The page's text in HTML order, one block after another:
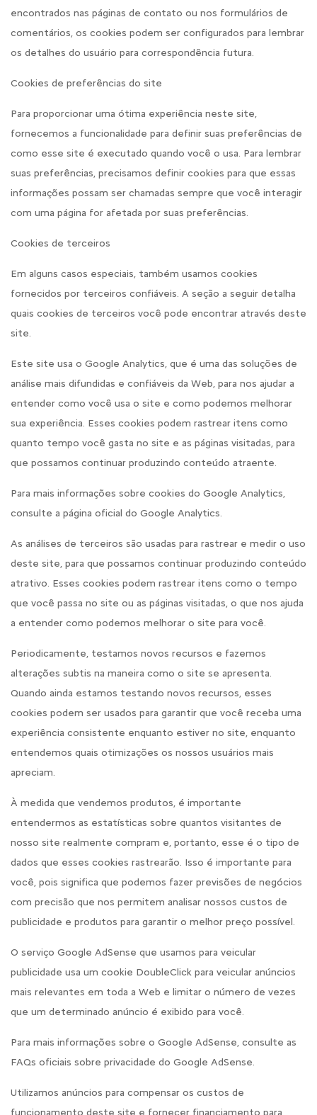
encontrados nas páginas de contato ou nos formulários de
comentários, os cookies podem ser configurados para lembrar
os detalhes do usuário para correspondência futura.
Cookies de preferências do site
Para proporcionar uma ótima experiência neste site,
fornecemos a funcionalidade para definir suas preferências de
como esse site é executado quando você o usa. Para lembrar
suas preferências, precisamos definir cookies para que essas
informações possam ser chamadas sempre que você interagir
com uma página for afetada por suas preferências.
Cookies de terceiros
Em alguns casos especiais, também usamos cookies
fornecidos por terceiros confiáveis. A seção a seguir detalha
quais cookies de terceiros você pode encontrar através deste
site.
Este site usa o Google Analytics, que é uma das soluções de
análise mais difundidas e confiáveis da Web, para nos ajudar a
entender como você usa o site e como podemos melhorar
sua experiência. Esses cookies podem rastrear itens como
quanto tempo você gasta no site e as páginas visitadas, para
que possamos continuar produzindo conteúdo atraente.
Para mais informações sobre cookies do Google Analytics,
consulte a página oficial do Google Analytics.
As análises de terceiros são usadas para rastrear e medir o uso
deste site, para que possamos continuar produzindo conteúdo
atrativo. Esses cookies podem rastrear itens como o tempo
que você passa no site ou as páginas visitadas, o que nos ajuda
a entender como podemos melhorar o site para você.
Periodicamente, testamos novos recursos e fazemos
alterações subtis na maneira como o site se apresenta.
Quando ainda estamos testando novos recursos, esses
cookies podem ser usados para garantir que você receba uma
experiência consistente enquanto estiver no site, enquanto
entendemos quais otimizações os nossos usuários mais
apreciam.
À medida que vendemos produtos, é importante
entendermos as estatísticas sobre quantos visitantes de
nosso site realmente compram e, portanto, esse é o tipo de
dados que esses cookies rastrearão. Isso é importante para
você, pois significa que podemos fazer previsões de negócios
com precisão que nos permitem analisar nossos custos de
publicidade e produtos para garantir o melhor preço possível.
O serviço Google AdSense que usamos para veicular
publicidade usa um cookie DoubleClick para veicular anúncios
mais relevantes em toda a Web e limitar o número de vezes
que um determinado anúncio é exibido para você.
Para mais informações sobre o Google AdSense, consulte as
FAQs oficiais sobre privacidade do Google AdSense.
Utilizamos anúncios para compensar os custos de
funcionamento deste site e fornecer financiamento para